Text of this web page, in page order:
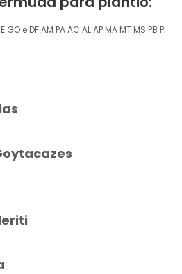
GO e DFAM PAAC ALAP MA MT MS PB PI